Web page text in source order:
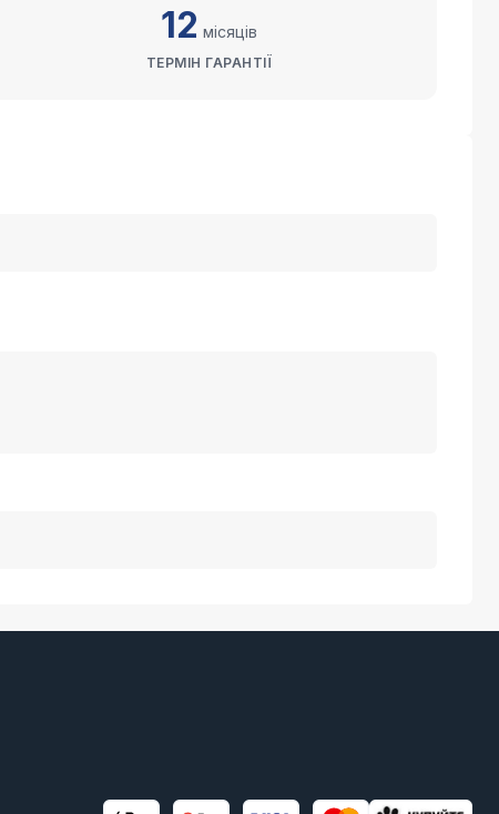
12 місяців
ТЕРМІН ГАРАНТІЇ